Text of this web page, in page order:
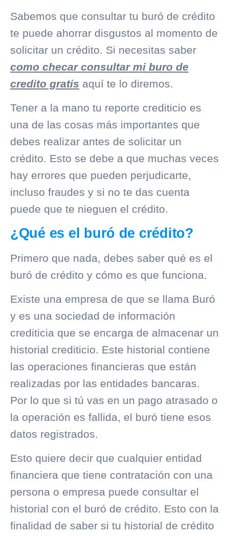
Sabemos que consultar tu buró de crédito
te puede ahorrar disgustos al momento de
solicitar un crédito. Si necesitas saber
como checar consultar mi buro de
credito gratis aquí te lo diremos.
Tener a la mano tu reporte crediticio es
una de las cosas más importantes que
debes realizar antes de solicitar un
crédito. Esto se debe a que muchas veces
hay errores que pueden perjudicarte,
incluso fraudes y si no te das cuenta
puede que te nieguen el crédito.
¿Qué es el buró de crédito?
Primero que nada, debes saber qué es el
buró de crédito y cómo es que funciona.
Existe una empresa de que se llama Buró
y es una sociedad de información
crediticia que se encarga de almacenar un
historial crediticio. Este historial contiene
las operaciones financieras que están
realizadas por las entidades bancaras.
Por lo que si tú vas en un pago atrasado o
la operación es fallida, el buró tiene esos
datos registrados.
Esto quiere decir que cualquier entidad
financiera que tiene contratación con una
persona o empresa puede consultar el
historial con el buró de crédito. Esto con la
finalidad de saber si tu historial de crédito